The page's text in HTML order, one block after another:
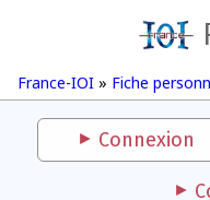
France-IOI » Fiche
Connexion